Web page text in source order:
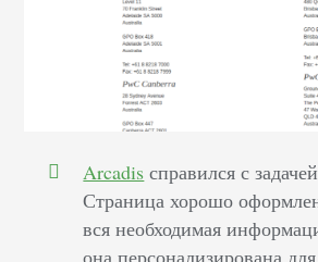
Arcadis справился с
Страница хорошо
вся необходимая
она персонализирована